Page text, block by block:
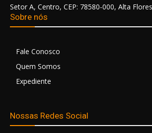
Setor A, Centro, CEP: 78580-000, Alta
Sobre nós
Fale Conosco
Quem Somos
Expediente
Nossas Redes Social